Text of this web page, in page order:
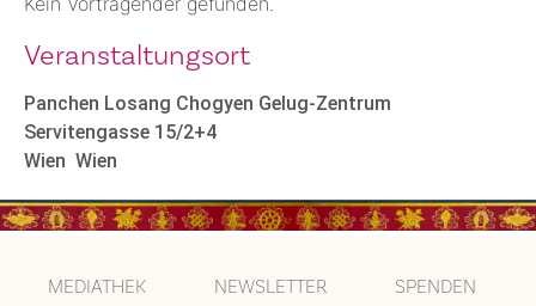
Veranstaltungsort
Panchen Losang Chogyen Gelug-Zentrum
Servitengasse 15/2+4
Wien Wien
MEDIATHEK NEWSLETTER SPENDEN